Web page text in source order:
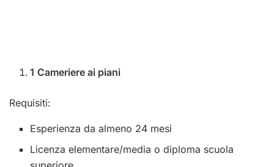
1 Cameriere ai piani
Requisiti:
Esperienza da almeno 24 mesi
Licenza elementare/media o diploma scuola